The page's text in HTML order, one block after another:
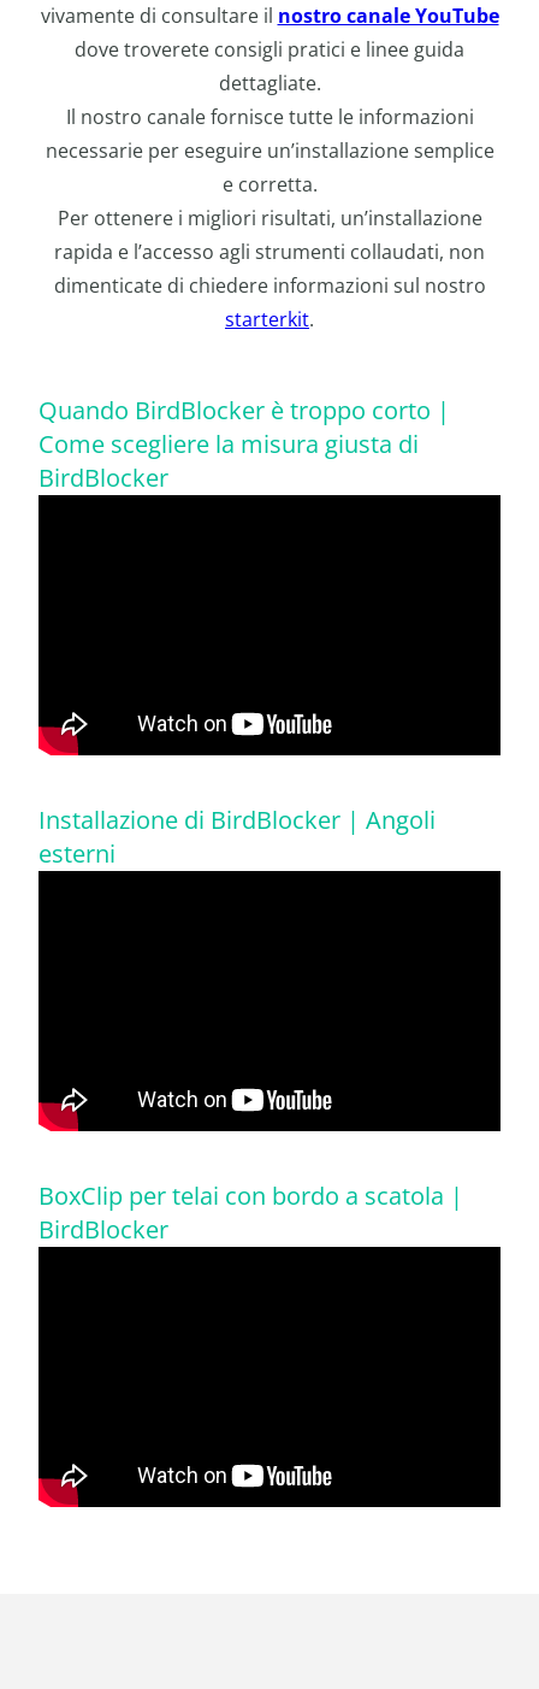
vivamente di consultare il nostro canale YouTube
dove troverete consigli pratici e linee guida
dettagliate.
Il nostro canale fornisce tutte le informazioni
necessarie per eseguire un’installazione semplice
e corretta.
Per ottenere i migliori risultati, un’installazione
rapida e l’accesso agli strumenti collaudati, non
dimenticate di chiedere informazioni sul nostro
starterkit.
Quando BirdBlocker è troppo corto |
Come scegliere la misura giusta di
BirdBlocker
Installazione di BirdBlocker | Angoli
esterni
BoxClip per telai con bordo a scatola |
BirdBlocker